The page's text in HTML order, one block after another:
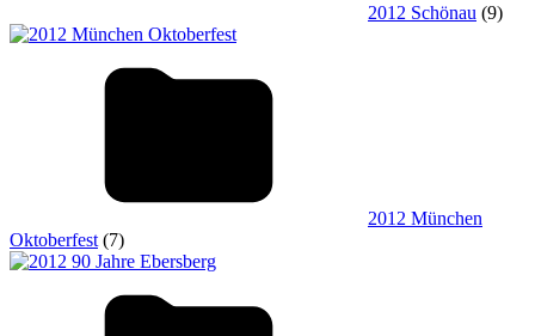
2012 Schönau (9)
2012 München
Oktoberfest (7)